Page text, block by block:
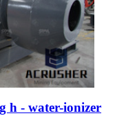
h - water-ionizer